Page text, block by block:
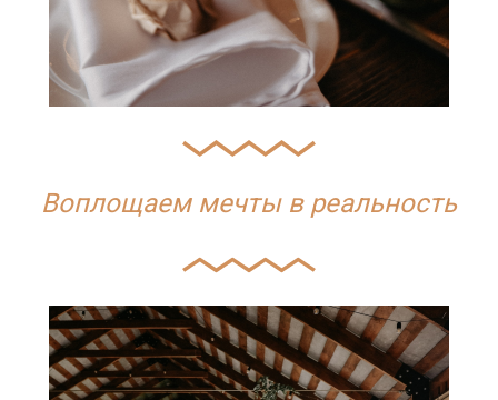
Воплощаем мечты в реальность